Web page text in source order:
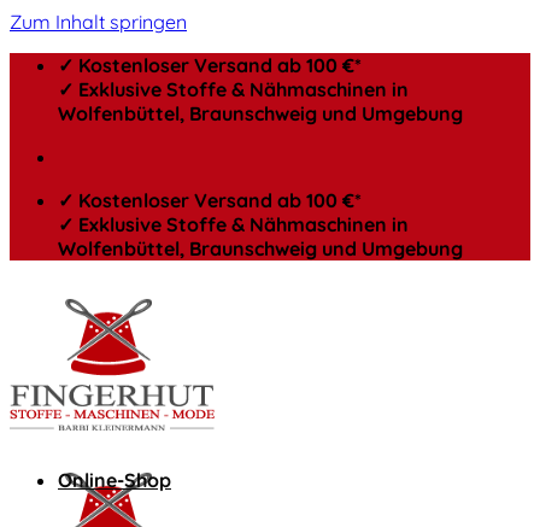
Zum Inhalt springen
✓ Kostenloser Versand ab 100 €*
✓ Exklusive Stoffe & Nähmaschinen in
Wolfenbüttel, Braunschweig und Umgebung
✓ Kostenloser Versand ab 100 €*
✓ Exklusive Stoffe & Nähmaschinen in
Wolfenbüttel, Braunschweig und Umgebung
Online-Shop